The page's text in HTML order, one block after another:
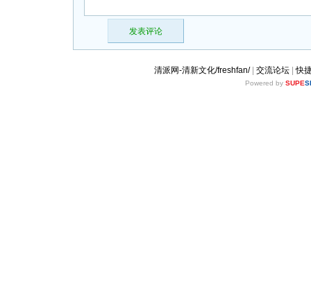
发表评论
清派网-清新文化/freshfan/| 交流论坛|快
Powered by SUPE